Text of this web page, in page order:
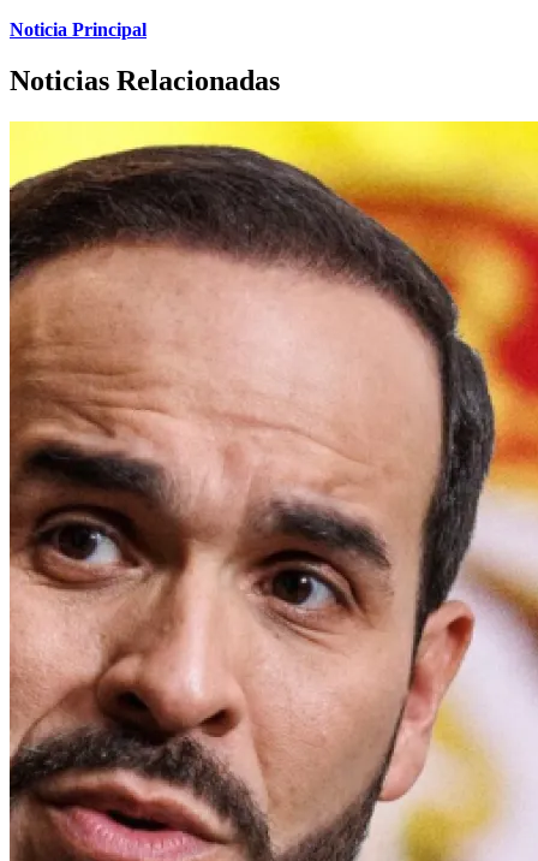
Noticia Principal
Noticias Relacionadas